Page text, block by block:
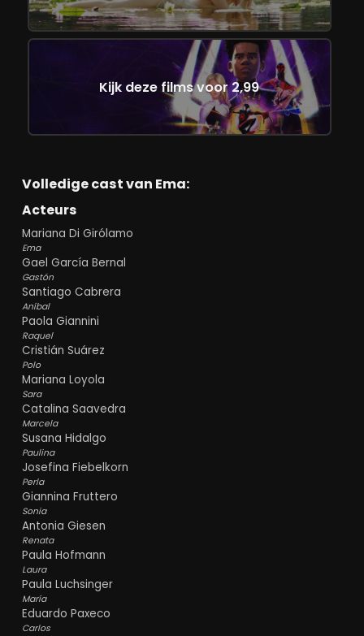
Kijk deze films voor 2,99
Volledige cast van Ema:
Acteurs
Mariana Di Girólamo
Ema
Gael García Bernal
Gastón
Santiago Cabrera
Aníbal
Paola Giannini
Raquel
Cristián Suárez
Polo
Mariana Loyola
Sara
Catalina Saavedra
Marcela
Susana Hidalgo
Paulina
Josefina Fiebelkorn
Perla
Giannina Fruttero
Sonia
Antonia Giesen
Renata
Paula Hofmann
Laura
Paula Luchsinger
María
Eduardo Paxeco
Carlos